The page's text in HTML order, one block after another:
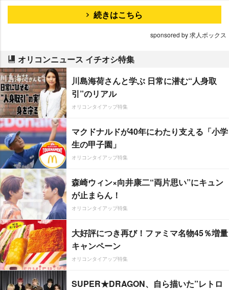
続きはこちら
sponsored by 求人ボックス
オリコンニュース イチオシ特集
川島海荷さんと学ぶ 日常に潜む“人身取
引”のリアル
オリコンタイアップ特集
マクドナルドが40年にわたり支える「小学
生の甲子園」
オリコンタイアップ特集
森崎ウィン×向井康二“両片思い”にキュン
が止まらん！
オリコンタイアップ特集
大好評につき再び！ファミマ名物45％増量
キャンペーン
オリコンタイアップ特集
SUPER★DRAGON、自ら描いた”レトロ